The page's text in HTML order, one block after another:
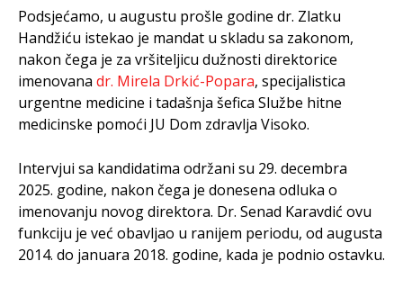
Podsjećamo, u augustu prošle godine dr. Zlatku
Handžiću istekao je mandat u skladu sa zakonom,
nakon čega je za vršiteljicu dužnosti direktorice
imenovana dr. Mirela Drkić-Popara, specijalistica
urgentne medicine i tadašnja šefica Službe hitne
medicinske pomoći JU Dom zdravlja Visoko.
Intervjui sa kandidatima održani su 29. decembra
2025. godine, nakon čega je donesena odluka o
imenovanju novog direktora. Dr. Senad Karavdić ovu
funkciju je već obavljao u ranijem periodu, od augusta
2014. do januara 2018. godine, kada je podnio ostavku.